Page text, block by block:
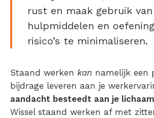
rust en maak gebruik
hulpmiddelen en
risico’s te minimaliseren.
Staand werken kan namelijk een
bijdrage leveren aan je
aandacht besteedt aan je
Wissel staand werken af met